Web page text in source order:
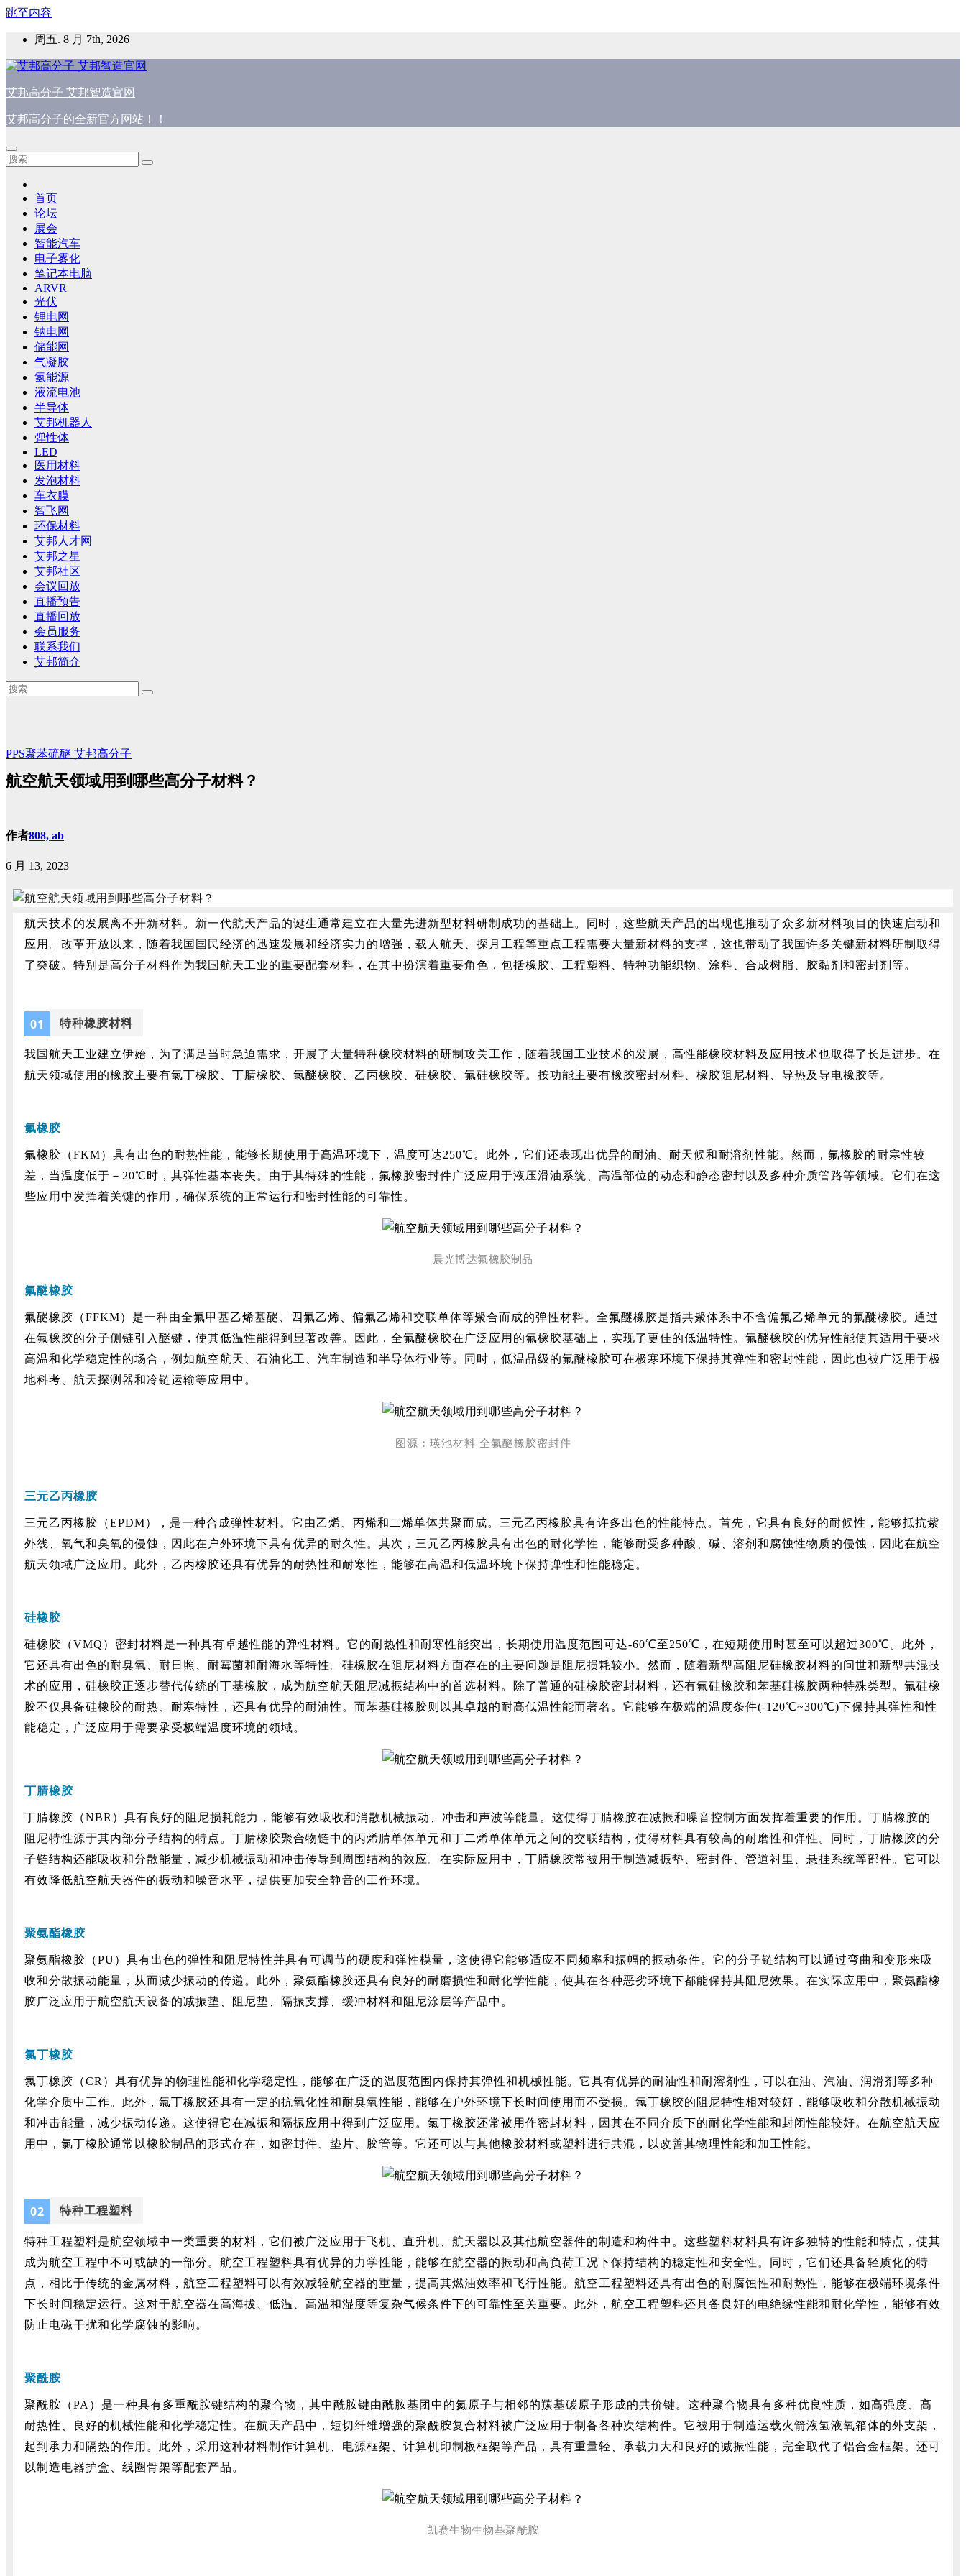
跳至内容
周五. 8 月 7th, 2026
艾邦高分子 艾邦智造官网
艾邦高分子的全新官方网站！！
首页
论坛
展会
智能汽车
电子雾化
笔记本电脑
ARVR
光伏
锂电网
钠电网
储能网
气凝胶
氢能源
液流电池
半导体
艾邦机器人
弹性体
LED
医用材料
发泡材料
车衣膜
智飞网
环保材料
艾邦人才网
艾邦之星
艾邦社区
会议回放
直播预告
直播回放
会员服务
联系我们
艾邦简介
PPS聚苯硫醚 艾邦高分子
航空航天领域用到哪些高分子材料？
作者808, ab
6 月 13, 2023
航天技术的发展离不开新材料。新一代航天产品的诞生通常建立在大量先进新型材料研制成功的基础上。同时，这些航天产品的出现也推动了众多新材料项目的快速启动和
应用。改革开放以来，随着我国国民经济的迅速发展和经济实力的增强，载人航天、探月工程等重点工程需要大量新材料的支撑，这也带动了我国许多关键新材料研制取得
了突破。特别是高分子材料作为我国航天工业的重要配套材料，在其中扮演着重要角色，包括橡胶、工程塑料、特种功能织物、涂料、合成树脂、胶黏剂和密封剂等。
01 特种橡胶材料
我国航天工业建立伊始，为了满足当时急迫需求，开展了大量特种橡胶材料的研制攻关工作，随着我国工业技术的发展，高性能橡胶材料及应用技术也取得了长足进步。在
航天领域使用的橡胶主要有氯丁橡胶、丁腈橡胶、氯醚橡胶、乙丙橡胶、硅橡胶、氟硅橡胶等。按功能主要有橡胶密封材料、橡胶阻尼材料、导热及导电橡胶等。
氟橡胶
氟橡胶（FKM）具有出色的耐热性能，能够长期使用于高温环境下，温度可达250℃。此外，它们还表现出优异的耐油、耐天候和耐溶剂性能。然而，氟橡胶的耐寒性较
差，当温度低于－20℃时，其弹性基本丧失。由于其特殊的性能，氟橡胶密封件广泛应用于液压滑油系统、高温部位的动态和静态密封以及多种介质管路等领域。它们在这
些应用中发挥着关键的作用，确保系统的正常运行和密封性能的可靠性。
晨光博达氟橡胶制品
氟醚橡胶
氟醚橡胶（FFKM）是一种由全氟甲基乙烯基醚、四氟乙烯、偏氟乙烯和交联单体等聚合而成的弹性材料。全氟醚橡胶是指共聚体系中不含偏氟乙烯单元的氟醚橡胶。通过
在氟橡胶的分子侧链引入醚键，使其低温性能得到显著改善。因此，全氟醚橡胶在广泛应用的氟橡胶基础上，实现了更佳的低温特性。氟醚橡胶的优异性能使其适用于要求
高温和化学稳定性的场合，例如航空航天、石油化工、汽车制造和半导体行业等。同时，低温品级的氟醚橡胶可在极寒环境下保持其弹性和密封性能，因此也被广泛用于极
地科考、航天探测器和冷链运输等应用中。
图源：瑛池材料 全氟醚橡胶密封件
三元乙丙橡胶
三元乙丙橡胶（EPDM），是一种合成弹性材料。它由乙烯、丙烯和二烯单体共聚而成。三元乙丙橡胶具有许多出色的性能特点。首先，它具有良好的耐候性，能够抵抗紫
外线、氧气和臭氧的侵蚀，因此在户外环境下具有优异的耐久性。其次，三元乙丙橡胶具有出色的耐化学性，能够耐受多种酸、碱、溶剂和腐蚀性物质的侵蚀，因此在航空
航天领域广泛应用。此外，乙丙橡胶还具有优异的耐热性和耐寒性，能够在高温和低温环境下保持弹性和性能稳定。
硅橡胶
硅橡胶（VMQ）密封材料是一种具有卓越性能的弹性材料。它的耐热性和耐寒性能突出，长期使用温度范围可达-60℃至250℃，在短期使用时甚至可以超过300℃。此外，
它还具有出色的耐臭氧、耐日照、耐霉菌和耐海水等特性。硅橡胶在阻尼材料方面存在的主要问题是阻尼损耗较小。然而，随着新型高阻尼硅橡胶材料的问世和新型共混技
术的应用，硅橡胶正逐步替代传统的丁基橡胶，成为航空航天阻尼减振结构中的首选材料。除了普通的硅橡胶密封材料，还有氟硅橡胶和苯基硅橡胶两种特殊类型。氟硅橡
胶不仅具备硅橡胶的耐热、耐寒特性，还具有优异的耐油性。而苯基硅橡胶则以其卓越的耐高低温性能而著名。它能够在极端的温度条件(-120℃~300℃)下保持其弹性和性
能稳定，广泛应用于需要承受极端温度环境的领域。
丁腈橡胶
丁腈橡胶（NBR）具有良好的阻尼损耗能力，能够有效吸收和消散机械振动、冲击和声波等能量。这使得丁腈橡胶在减振和噪音控制方面发挥着重要的作用。丁腈橡胶的
阻尼特性源于其内部分子结构的特点。丁腈橡胶聚合物链中的丙烯腈单体单元和丁二烯单体单元之间的交联结构，使得材料具有较高的耐磨性和弹性。同时，丁腈橡胶的分
子链结构还能吸收和分散能量，减少机械振动和冲击传导到周围结构的效应。在实际应用中，丁腈橡胶常被用于制造减振垫、密封件、管道衬里、悬挂系统等部件。它可以
有效降低航空航天器件的振动和噪音水平，提供更加安全静音的工作环境。
聚氨酯橡胶
聚氨酯橡胶（PU）具有出色的弹性和阻尼特性并具有可调节的硬度和弹性模量，这使得它能够适应不同频率和振幅的振动条件。它的分子链结构可以通过弯曲和变形来吸
收和分散振动能量，从而减少振动的传递。此外，聚氨酯橡胶还具有良好的耐磨损性和耐化学性能，使其在各种恶劣环境下都能保持其阻尼效果。在实际应用中，聚氨酯橡
胶广泛应用于航空航天设备的减振垫、阻尼垫、隔振支撑、缓冲材料和阻尼涂层等产品中。
氯丁橡胶
氯丁橡胶（CR）具有优异的物理性能和化学稳定性，能够在广泛的温度范围内保持其弹性和机械性能。它具有优异的耐油性和耐溶剂性，可以在油、汽油、润滑剂等多种
化学介质中工作。此外，氯丁橡胶还具有一定的抗氧化性和耐臭氧性能，能够在户外环境下长时间使用而不受损。氯丁橡胶的阻尼特性相对较好，能够吸收和分散机械振动
和冲击能量，减少振动传递。这使得它在减振和隔振应用中得到广泛应用。氯丁橡胶还常被用作密封材料，因其在不同介质下的耐化学性能和封闭性能较好。在航空航天应
用中，氯丁橡胶通常以橡胶制品的形式存在，如密封件、垫片、胶管等。它还可以与其他橡胶材料或塑料进行共混，以改善其物理性能和加工性能。
02 特种工程塑料
特种工程塑料是航空领域中一类重要的材料，它们被广泛应用于飞机、直升机、航天器以及其他航空器件的制造和构件中。这些塑料材料具有许多独特的性能和特点，使其
成为航空工程中不可或缺的一部分。航空工程塑料具有优异的力学性能，能够在航空器的振动和高负荷工况下保持结构的稳定性和安全性。同时，它们还具备轻质化的特
点，相比于传统的金属材料，航空工程塑料可以有效减轻航空器的重量，提高其燃油效率和飞行性能。航空工程塑料还具有出色的耐腐蚀性和耐热性，能够在极端环境条件
下长时间稳定运行。这对于航空器在高海拔、低温、高温和湿度等复杂气候条件下的可靠性至关重要。此外，航空工程塑料还具备良好的电绝缘性能和耐化学性，能够有效
防止电磁干扰和化学腐蚀的影响。
聚酰胺
聚酰胺（PA）是一种具有多重酰胺键结构的聚合物，其中酰胺键由酰胺基团中的氮原子与相邻的羰基碳原子形成的共价键。这种聚合物具有多种优良性质，如高强度、高
耐热性、良好的机械性能和化学稳定性。在航天产品中，短切纤维增强的聚酰胺复合材料被广泛应用于制备各种次结构件。它被用于制造运载火箭液氢液氧箱体的外支架，
起到承力和隔热的作用。此外，采用这种材料制作计算机、电源框架、计算机印制板框架等产品，具有重量轻、承载力大和良好的减振性能，完全取代了铝合金框架。还可
以制造电器护盒、线圈骨架等配套产品。
凯赛生物生物基聚酰胺